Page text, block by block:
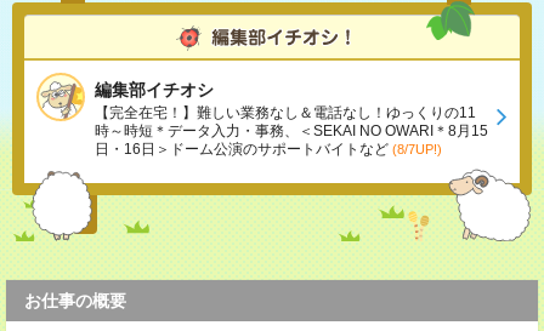
編集部イチオシ
【完全在宅！】難しい業務なし＆電話なし！ゆっくりの11
時～時短＊データ入力・事務、＜SEKAI NO OWARI＊8月15
日・16日＞ドーム公演のサポートバイトなど (8/7UP!)
お仕事の概要